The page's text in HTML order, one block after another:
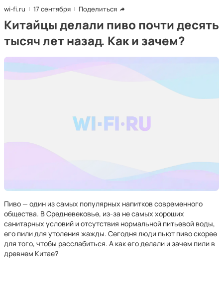
wi-fi.ru 17 сентября Поделиться
Китайцы делали пиво почти десять
тысяч лет назад. Как и зачем?
Пиво — один из самых популярных напитков современного
общества. В Средневековье, из-за не самых хороших
санитарных условий и отсутствия нормальной питьевой воды,
его пили для утоления жажды. Сегодня люди пьют пиво скорее
для того, чтобы расслабиться. А как его делали и зачем пили в
древнем Китае?